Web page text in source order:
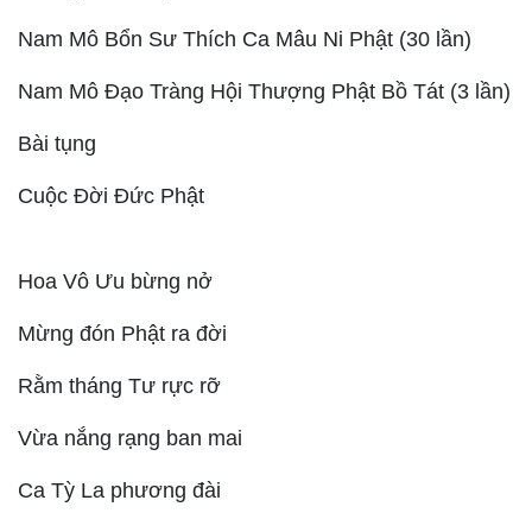
Nam Mô Bổn Sư Thích Ca Mâu Ni Phật (30 lần)
Nam Mô Đạo Tràng Hội Thượng Phật Bồ Tát (3 lần)
Bài tụng
Cuộc Đời Đức Phật
Hoa Vô Ưu bừng nở
Mừng đón Phật ra đời
Rằm tháng Tư rực rỡ
Vừa nắng rạng ban mai
Ca Tỳ La phương đài